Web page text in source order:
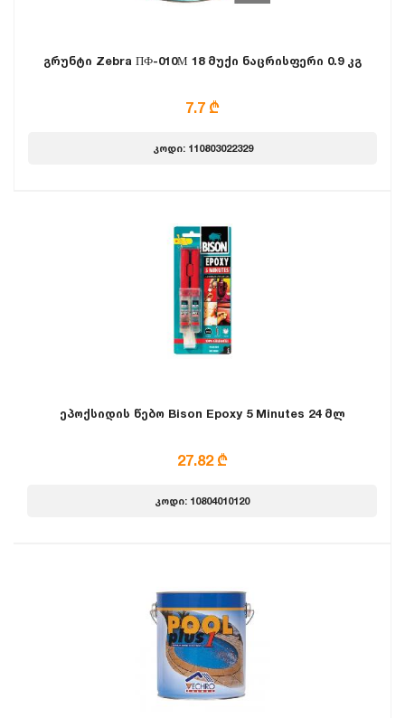
გრუნტი Zebra ПФ-010М 18 მუქი ნაცრისფერი 0.9 კგ
7.7 ₾
კოდი: 110803022329
ეპოქსიდის წებო Bison Epoxy 5 Minutes 24 მლ
27.82 ₾
კოდი: 10804010120